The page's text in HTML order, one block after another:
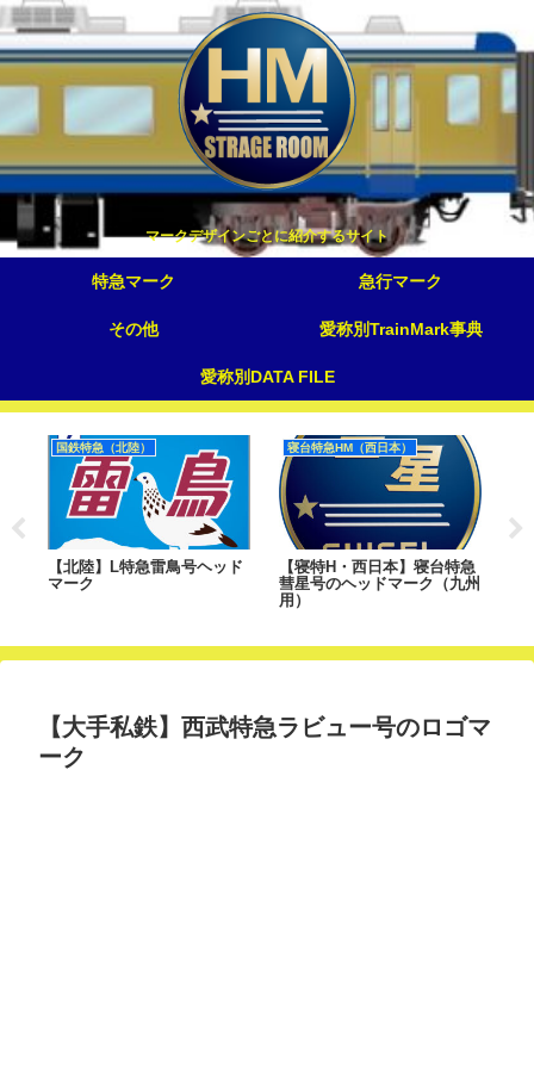
マークデザインごとに紹介するサイト
特急マーク 急行マーク
その他 愛称別TrainMark事典
愛称別DATA FILE
国鉄特急（北陸）
【北陸】L特急雷鳥号ヘッド
マーク
寝台特急HM（西日本）
【寝特H・西日本】寝台特急
彗星号のヘッドマーク（九州
用）
【大手私鉄】西武特急ラビュー号のロゴマ
ーク